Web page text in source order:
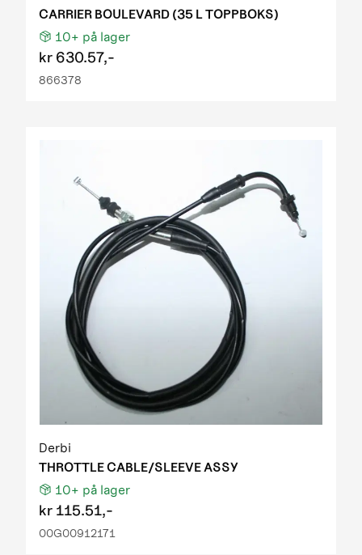
CARRIER BOULEVARD (35 L TOPPBOKS)
10+ på lager
kr 630.57,-
866378
Derbi
THROTTLE CABLE/SLEEVE ASSY
10+ på lager
kr 115.51,-
00G00912171